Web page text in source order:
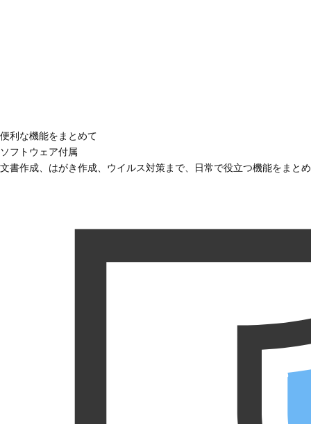
便利な機能をまとめて
ソフトウェア付属
文書作成、はがき作成、ウイルス対策まで、日常で役立つ機能をまと